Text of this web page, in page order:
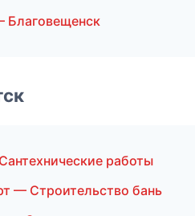
работы
— Строительство бань